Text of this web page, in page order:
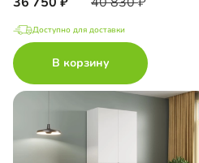
Доступно для доставки
В корзину